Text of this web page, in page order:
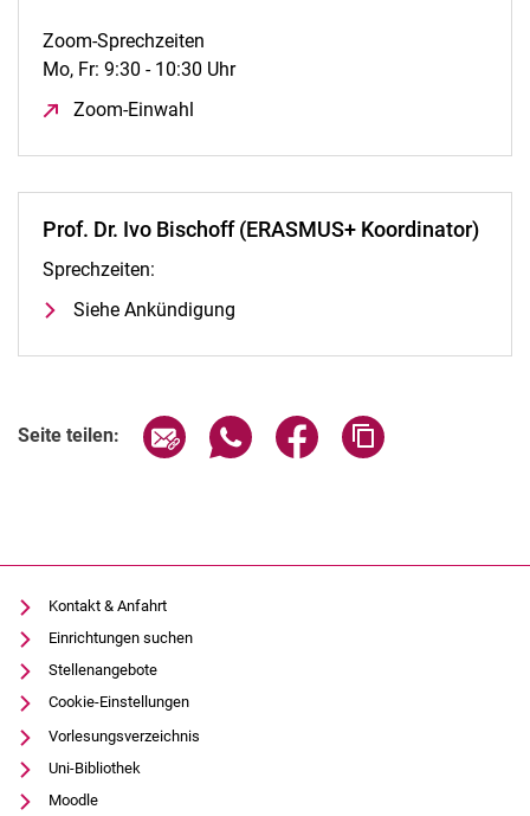
Zoom-Sprechzeiten
Mo, Fr: 9:30 - 10:30 Uhr
Zoom-Einwahl
Prof. Dr. Ivo Bischoff (ERASMUS+ Koordinator)
Sprechzeiten:
Siehe Ankündigung
Seite teilen: Seite über E-Mail teilen
Seite über WhatsApp teilen
Seite über Facebook
Kontakt & Anfahrt
Einrichtungen suchen
Stellenangebote
Cookie-Einstellungen
Vorlesungsverzeichnis
Uni-Bibliothek
Moodle